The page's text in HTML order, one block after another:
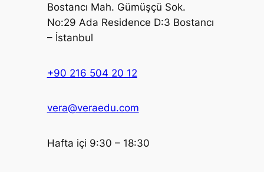
Bostancı Mah. Gümüşçü Sok.
No:29 Ada Residence D:3 Bostancı
– İstanbul
+90 216 504 20 12
vera@veraedu.com
Hafta içi 9:30 – 18:30